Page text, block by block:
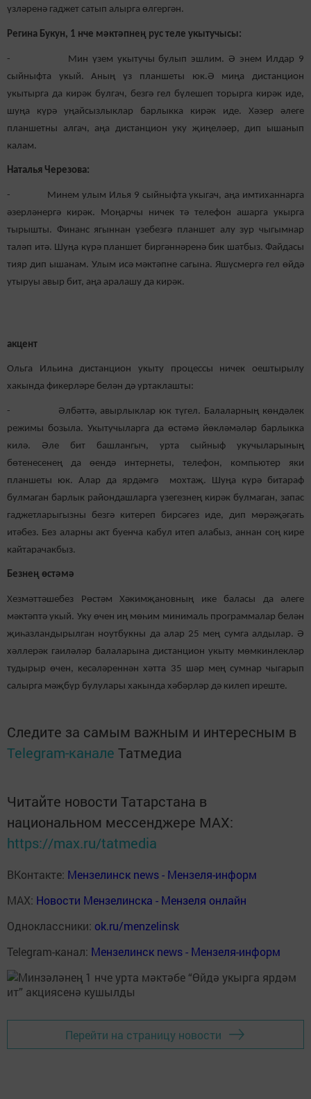
үзләренә гаджет сатып алырга өлгергән.
Регина Букун, 1 нче мәктәпнең рус теле укытучысы:
- Мин үзем укытучы булып эшлим. Ә энем Илдар 9
сыйныфта укый. Аның үз планшеты юк.Ә миңа дистанцион
укытырга да кирәк булгач, безгә гел бүлешеп торырга кирәк иде,
шуңа күрә уңайсызлыклар барлыкка кирәк иде. Хәзер әлеге
планшетны алгач, аңа дистанцион уку җиңеләер, дип ышанып
калам.
Наталья Черезова:
- Минем улым Илья 9 сыйныфта укыгач, аңа имтиханнарга
әзерләнергә кирәк. Моңарчы ничек тә телефон ашарга укырга
тырышты. Финанс ягыннан үзебезгә планшет алу зур чыгымнар
таләп итә. Шуңа күрә планшет биргәннәренә бик шатбыз. Файдасы
тияр дип ышанам. Улым исә мәктәпне сагына. Яшүсмергә гел өйдә
утыруы авыр бит, аңа аралашу да кирәк.
акцент
Ольга Ильина дистанцион укыту процессы ничек оештырылу
хакында фикерләре белән дә уртаклашты:
- Әлбәттә, авырлыклар юк түгел. Балаларның көндәлек
режимы бозыла. Укытучыларга да өстәмә йөкләмәләр барлыкка
килә. Әле бит башлангыч, урта сыйныф укучыларының
бөтенесенең да өендә интернеты, телефон, компьютер яки
планшеты юк. Алар да ярдәмгә мохтаҗ. Шуңа күрә битараф
булмаган барлык райондашларга үзегезнең кирәк булмаган, запас
гаджетларыгызны безгә китереп бирсәгез иде, дип мөрәҗәгать
итәбез. Без аларны акт буенча кабул итеп алабыз, аннан соң кире
кайтарачакбыз.
Безнең өстәмә
Хезмәттәшебез Рөстәм Хәкимҗановның ике баласы да әлеге
мәктәптә укый. Уку өчен иң мөһим минималь программалар белән
җиһазландырылган ноутбукны да алар 25 мең сумга алдылар. Ә
хәллерәк гаиләләр балаларына дистанцион укыту мөмкинлекләр
тудырыр өчен, кесәләреннән хәтта 35 шәр мең сумнар чыгарып
салырга мәҗбүр булулары хакында хәбәрләр дә килеп иреште.
Следите за самым важным и интересным в
Telegram-канале Татмедиа
Читайте новости Татарстана в
национальном мессенджере MАХ:
https://max.ru/tatmedia
ВКонтакте: Мензелинск news - Мензеля-информ
MAX: Новости Мензелинска - Мензеля онлайн
Одноклассники: ok.ru/menzelinsk
Telegram-канал: Мензелинск news - Мензеля-информ
Перейти на страницу новости